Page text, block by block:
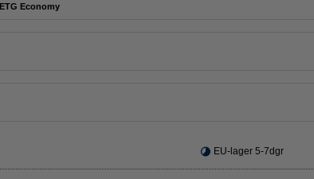
Economy
EU-lager 5-7dgr